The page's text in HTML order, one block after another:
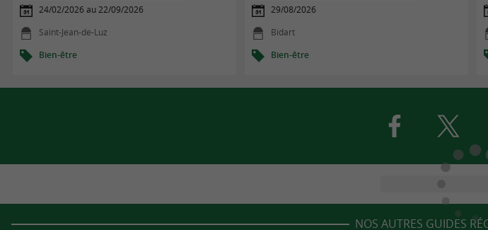
24/02/2026 au 22/09/2026
Saint-Jean-de-Luz
Bien-être
29/08/2026
Bidart
Bien-être
NOS AUTRES GUIDES